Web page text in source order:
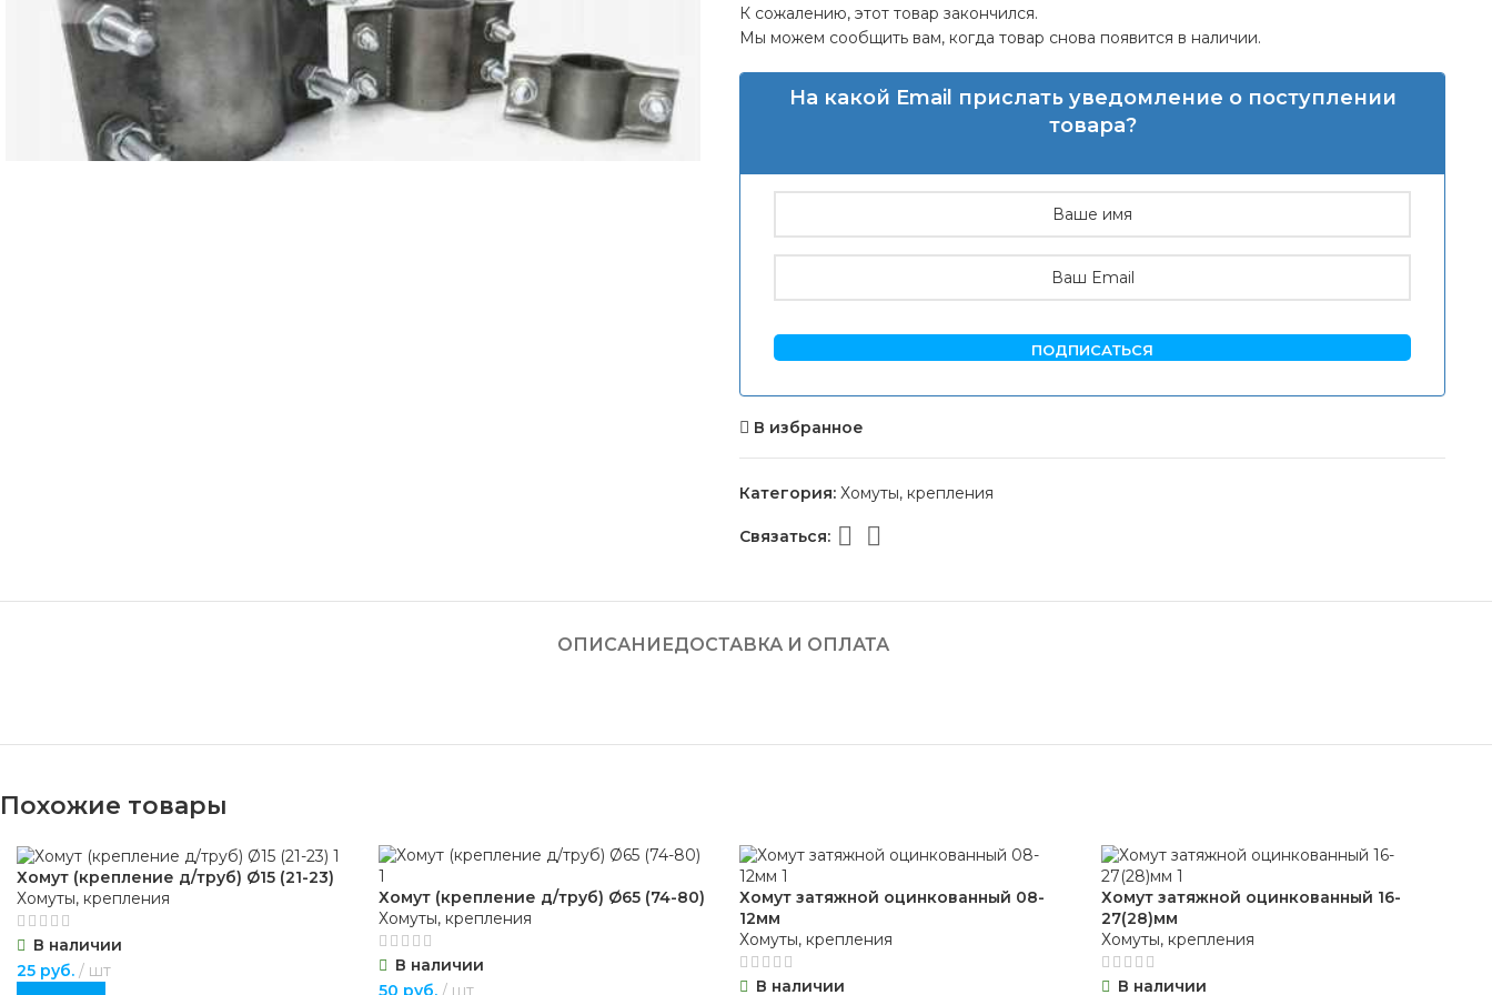
К сожалению, этот товар закончился.
Мы можем сообщить вам, когда товар снова появится в наличии.
На какой Email прислать уведомление о поступлении
товара?
ПОДПИСАТЬСЯ
В избранное
Категория: Хомуты, крепления
Связаться:
ОПИСАНИЕДОСТАВКА И ОПЛАТА
Похожие товары
Хомут (крепление д/труб) Ø15 (21-23)
Хомуты, крепления
В наличии
25 руб. шт
Хомут (крепление д/труб) Ø65 (74-80)
Хомуты, крепления
В наличии
Хомут затяжной оцинкованный 08-
12мм
Хомуты, крепления
В наличии
Хомут затяжной оцинкованный 16-
27(28)мм
Хомуты, крепления
В наличии